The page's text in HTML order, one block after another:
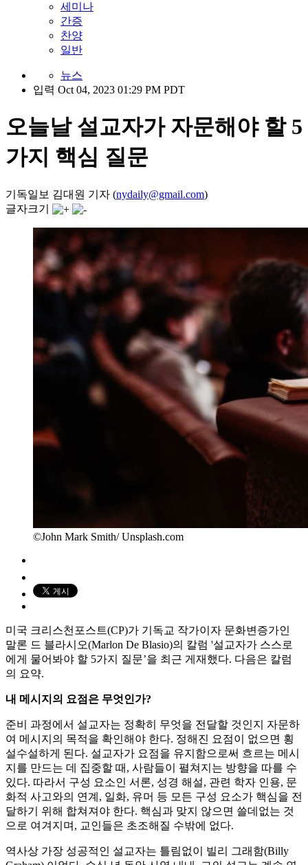
세미나
간증
찬양
일반
뉴스
입력 Oct 04, 2023 01:29 PM PDT
오늘날 설교자가 자문해야 할 5
가지 핵심 질문
기독일보 김대원 기자 (nydaily@gmail.com)
글자크기
©John Mark Smith/ Unsplash.com
미국 크리스천포스트(CP)가 기독교 작가이자 문화변증가인
말론 드 블라시오(Marlon De Blasio)의 칼럼 '설교자가 스스로
에게 물어봐야 할 5가지 질문’을 최근 게재했다. 다음은 칼럼
의 요약.
내 메시지의 요점은 무엇인가?
준비 과정에서 설교자는 정확히 무엇을 전달할 것인지 자문하
여 메시지의 목적을 확인해야 한다. 정해진 요점이 없으면 횡
설수설하게 된다. 설교자가 요점을 유지함으로써 흐르는 메시
지를 만드는 데 집중할 때, 사람들이 펼쳐지는 방향을 따를 수
있다. 따라서 구성 요소인 서론, 성경 해설, 관련 학자 인용, 문
화적 사고와의 연계, 일화, 유머 등 모든 구성 요소가 핵심을 전
달하기 위해 합쳐져야 한다. 핵심과 맞지 않으면 쓸데없는 것
으로 여겨지며, 교인들은 초조해질 수밖에 없다.
역사상 가장 성공적인 설교자는 틀림없이 빌리 그래함(Billy